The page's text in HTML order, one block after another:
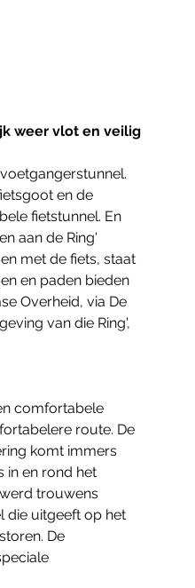
weer vlot en veilig
en de
fietstunnel. En
aan de Ring'
met de fiets, staat
en paden bieden
Overheid, via De
van die Ring',
comfortabele
route. De
komt immers
in en rond het
trouwens
die uitgeeft op het
De